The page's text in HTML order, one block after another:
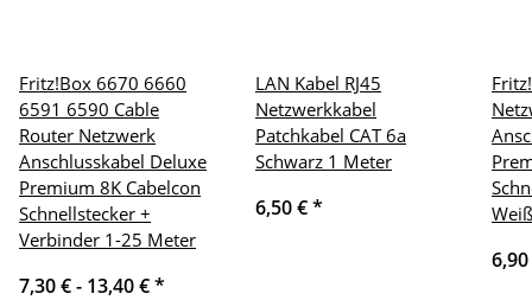
Fritz!Box 6670 6660
6591 6590 Cable
Router Netzwerk
Anschlusskabel Deluxe
Premium 8K Cabelcon
Schnellstecker +
Verbinder 1-25 Meter
7,30 € - 13,40 €*
LAN Kabel RJ45
Netzwerkkabel
Patchkabel CAT 6a
Schwarz 1 Meter
6,50 €*